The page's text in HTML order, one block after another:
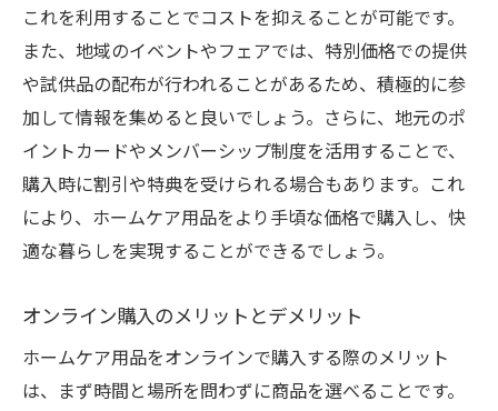
これを利用することでコストを抑えることが可能です。
また、地域のイベントやフェアでは、特別価格での提供
や試供品の配布が行われることがあるため、積極的に参
加して情報を集めると良いでしょう。さらに、地元のポ
イントカードやメンバーシップ制度を活用することで、
購入時に割引や特典を受けられる場合もあります。これ
により、ホームケア用品をより手頃な価格で購入し、快
適な暮らしを実現することができるでしょう。
オンライン購入のメリットとデメリット
ホームケア用品をオンラインで購入する際のメリット
は、まず時間と場所を問わずに商品を選べることです。